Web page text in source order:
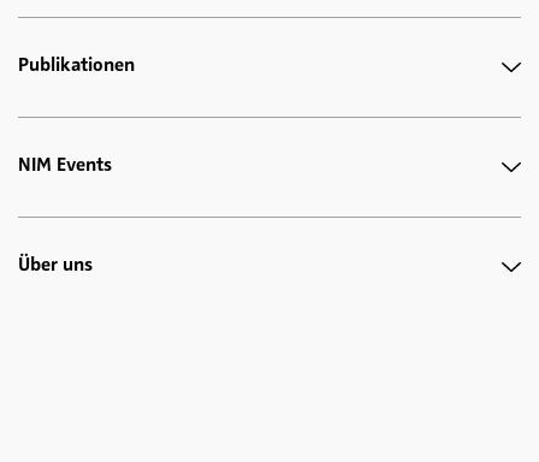
Publikationen
NIM Events
Über uns